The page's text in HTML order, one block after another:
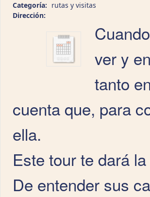
Categoría: rutas y visitas
Dirección:
ver y
tanto
cuenta que, para
ella.
Este tour te dará
De entender sus